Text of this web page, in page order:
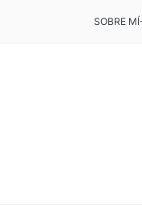
SOBRE